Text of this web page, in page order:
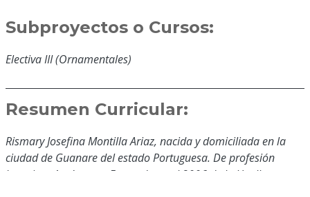
Subproyectos o Cursos:
Electiva III (Ornamentales)
Resumen Curricular:
Rismary Josefina Montilla Ariaz, nacida y domiciliada en la
ciudad de Guanare del estado Portuguesa. De profesión
Ingeniero Agrónomo, Egresada en el 2006 de la Unellez;